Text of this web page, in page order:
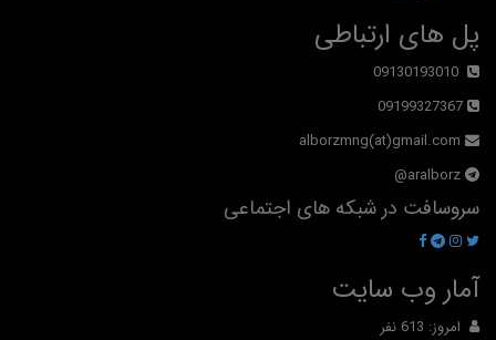
پل های ارتباطی
09130193010
09199327367
alborzmng(at)gmail.com
aralborz@
سروسافت در شبکه های اجتماعی
آمار وب سایت
امروز: 613 نفر